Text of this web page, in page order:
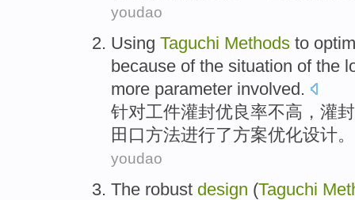
youdao
Using Taguchi Methods to
because ofthe situation ofthe
more parameter involved.
针对工件灌封优良率不高 ，灌
田口方法进行了方案优化设计。
youdao
The robust design (Taguchi